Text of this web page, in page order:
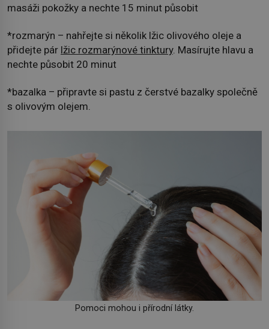
masáži pokožky a nechte 15 minut působit
*rozmarýn – nahřejte si několik lžic olivového oleje a
přidejte pár lžic rozmarýnové tinktury. Masírujte hlavu a
nechte působit 20 minut
*bazalka – připravte si pastu z čerstvé bazalky společně
s olivovým olejem.
Pomoci mohou i přírodní látky.